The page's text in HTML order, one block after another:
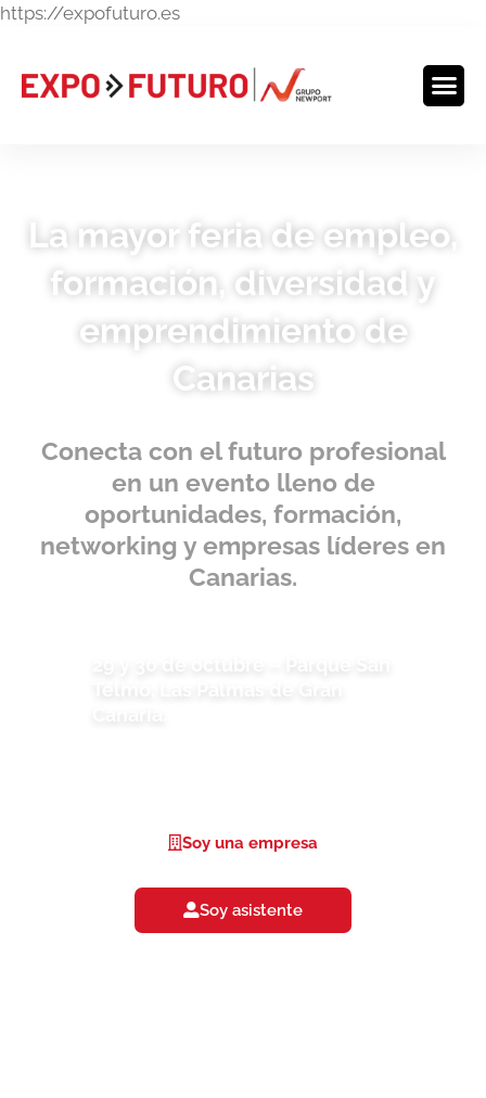
https://expofuturo.esIr
contenido
La mayor feria de empleo,
formación, diversidad y
emprendimiento de
Canarias
Conecta con el futuro profesional
en un evento lleno de
oportunidades, formación,
networking y empresas líderes en
Canarias.
Soy una empresa
Soy asistente